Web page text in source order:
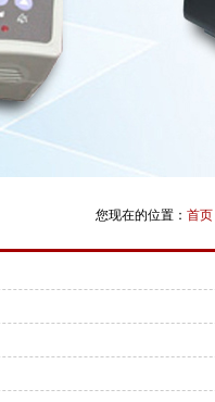
您现在的位置： 首页